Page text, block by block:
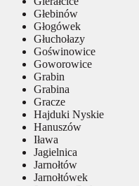
Głebinów
Głogówek
Głuchołazy
Goświnowice
Goworowice
Grabin
Grabina
Gracze
Hajduki Nyskie
Hanuszów
Iława
Jagielnica
Jarnołtów
Jarnołtówek